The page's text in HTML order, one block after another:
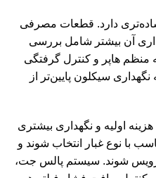
دارد. قطعات مصرفی
آن بیشتر شامل بررسی
منظم هاپر و کنترل گرفتگی
سیکلون پایین‌تر از
اولیه و نگهداری بیشتری
با نوع غبار انتخاب شوند و
شوند. سیستم پالس جت،